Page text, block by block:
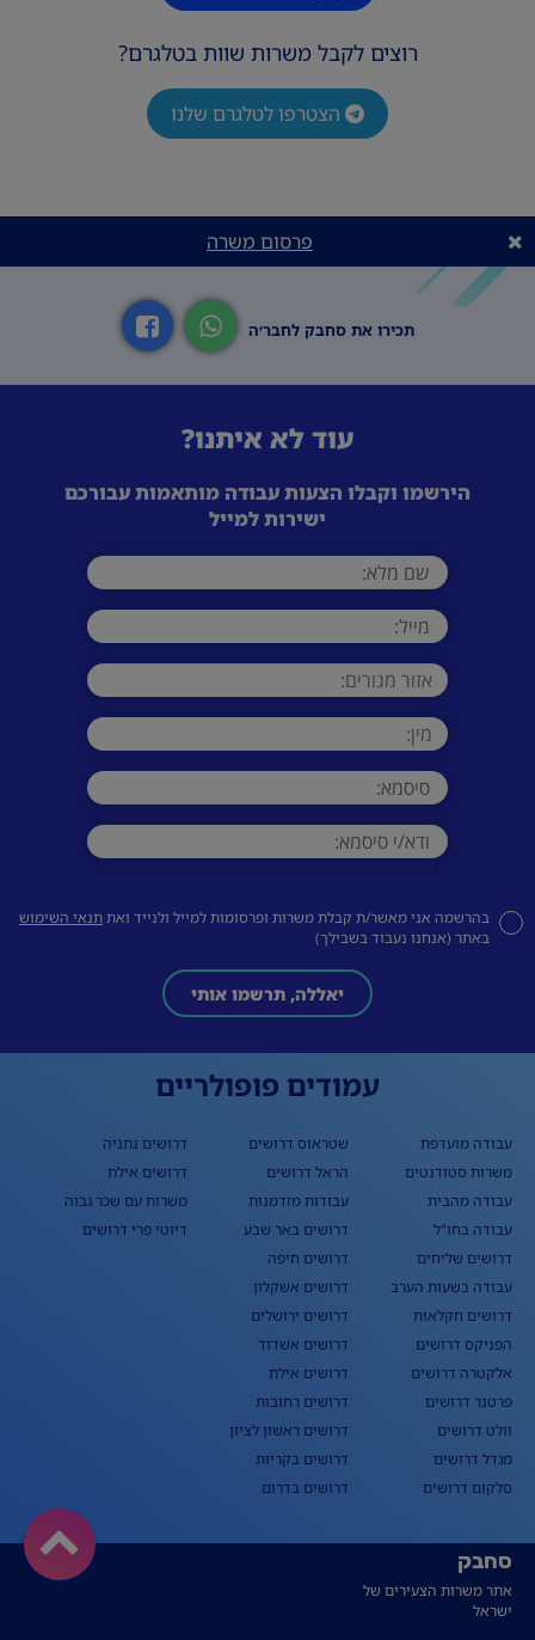
רוצים לקבל משרות שוות בטלגרם?
הצטרפו לטלגרם שלנו
פרסום משרה
תכירו את סחבק לחבר׳ה
עוד לא איתנו?
הירשמו וקבלו הצעות עבודה מותאמות עבורכם
ישירות למייל
בהרשמה אני מאשר/ת קבלת משרות ופרסומות למייל ולנייד ואתתנאי השימוש
באתר (אנחנו נעבוד בשבילך)
יאללה, תרשמו אותי
עמודים פופולריים
עבודה מועדפת
משרות סטודנטים
עבודה מהבית
עבודה בחו"ל
דרושים שליחים
עבודה בשעות הערב
דרושים חקלאות
הפניקס דרושים
אלקטרה דרושים
פרטנר דרושים
וולט דרושים
מגדל דרושים
סלקום דרושים
שטראוס דרושים
הראל דרושים
עבודות מזדמנות
דרושים באר שבע
דרושים חיפה
דרושים אשקלון
דרושים ירושלים
דרושים אשדוד
דרושים אילת
דרושים רחובות
דרושים ראשון לציון
דרושים בקריות
דרושים בדרום
דרושים נתניה
דרושים אילת
משרות עם שכר גבוה
דיוטי פרי דרושים
סחבק
אתר משרות הצעירים של
ישראל